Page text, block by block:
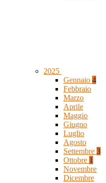
2025
Gennaio 4
Febbraio
Marzo
Aprile
Maggio
Giugno
Luglio
Agosto
Settembre 3
Ottobre 1
Novembre
Dicembre